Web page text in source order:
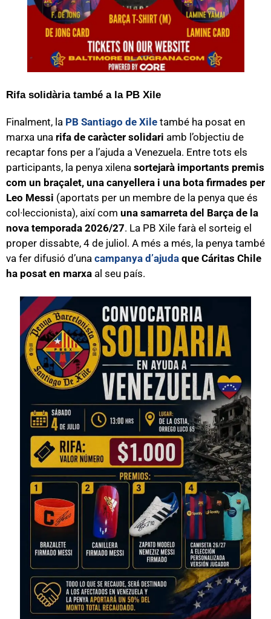
Rifa solidària també a la PB Xile
Finalment, la PB Santiago de Xile també ha posat en
marxa una rifa de caràcter solidari amb l’objectiu de
recaptar fons per a l’ajuda a Venezuela. Entre tots els
participants, la penya xilena sortejarà importants premis
com un braçalet, una canyellera i una bota firmades per
Leo Messi (aportats per un membre de la penya que és
col·leccionista), així com una samarreta del Barça de la
nova temporada 2026/27. La PB Xile farà el sorteig el
proper dissabte, 4 de juliol. A més a més, la penya també
va fer difusió d’una campanya d’ajuda que Cáritas Chile
ha posat en marxa al seu país.